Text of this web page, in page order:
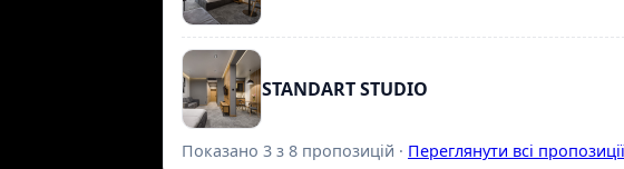
STANDART STUDIO
Показано 3 з 8 пропозицій · Переглянути всі